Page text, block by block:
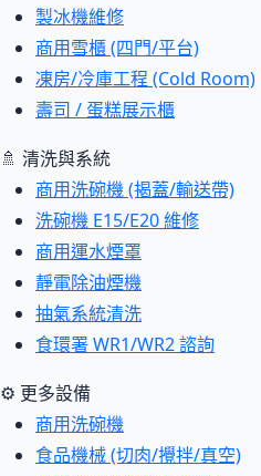
製冰機維修
商用雪櫃 (四門/平台)
凍房/冷庫工程 (Cold Room)
壽司 / 蛋糕展示櫃
🚿 清洗與系統
商用洗碗機 (揭蓋/輸送帶)
洗碗機 E15/E20 維修
商用運水煙罩
靜電除油煙機
抽氣系統清洗
食環署 WR1/WR2 諮詢
⚙ 更多設備
商用洗碗機
食品機械 (切肉/攪拌/真空)